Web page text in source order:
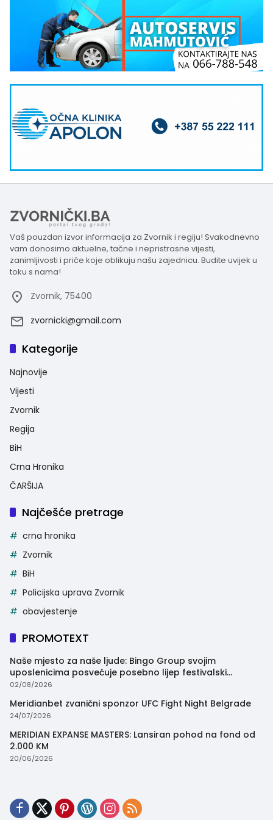
Vaš pouzdan izvor informacija za Zvornik i regiju! Svakodnevno
vam donosimo aktuelne, tačne i nepristrasne vijesti,
zanimljivosti i priče koje oblikuju našu zajednicu. Budite uvijek u
toku s nama!
Zvornik, 75400
zvornicki@gmail.com
Kategorije
Najnovije
Vijesti
Zvornik
Regija
BiH
Crna Hronika
ČARŠIJA
Najčešće pretrage
crna hronika
Zvornik
BiH
Policijska uprava Zvornik
obavjestenje
PROMOTEXT
Naše mjesto za naše ljude: Bingo Group svojim
uposlenicima posvećuje posebno lijep festivalski
trenutak
02/08/2026
Meridianbet zvanični sponzor UFC Fight Night Belgrade
24/07/2026
MERIDIAN EXPANSE MASTERS: Lansiran pohod na fond od
2.000 KM
20/06/2026